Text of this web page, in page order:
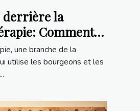
derrière la
Comment
pour les
autres équidés
une branche de la
utilise les bourgeons et les